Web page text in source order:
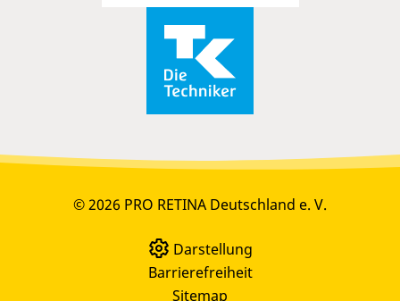
© 2026 PRO RETINA Deutschland e. V.
Darstellung
Barrierefreiheit
Sitemap